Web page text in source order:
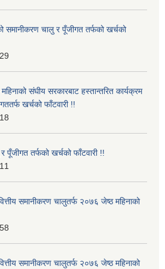
समानीकरण चालु र पूँजीगत तर्फको खर्चको
संघीय सरकारबाट हस्तान्तरित कार्यक्रम
खर्चको फाँटवारी !!
तर्फको खर्चको फाँटवारी !!
समानीकरण चालुतर्फ २०७६ जेष्ठ महिनाको
समानीकरण चालुतर्फ २०७६ जेष्ठ महिनाको